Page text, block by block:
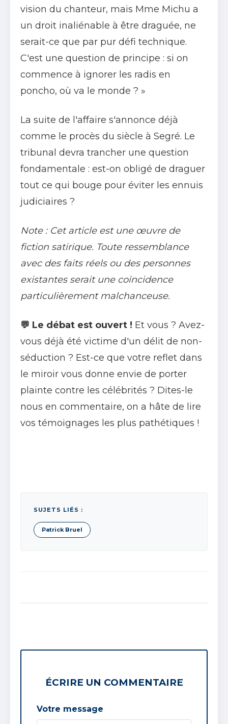
vision du chanteur, mais Mme Michu a
un droit inaliénable à être draguée, ne
serait-ce que par pur défi technique.
C'est une question de principe : si on
commence à ignorer les radis en
poncho, où va le monde ? »
La suite de l'affaire s'annonce déjà
comme le procès du siècle à Segré. Le
tribunal devra trancher une question
fondamentale : est-on obligé de draguer
tout ce qui bouge pour éviter les ennuis
judiciaires ?
Note : Cet article est une œuvre de
fiction satirique. Toute ressemblance
avec des faits réels ou des personnes
existantes serait une coïncidence
particulièrement malchanceuse.
💬 Le débat est ouvert ! Et vous ? Avez-
vous déjà été victime d'un délit de non-
séduction ? Est-ce que votre reflet dans
le miroir vous donne envie de porter
plainte contre les célébrités ? Dites-le
nous en commentaire, on a hâte de lire
vos témoignages les plus pathétiques !
SUJETS LIÉS :
Patrick Bruel
ÉCRIRE UN COMMENTAIRE
Votre message